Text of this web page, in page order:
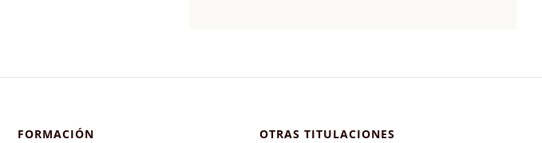
FORMACIÓN OTRAS TITULACIONES